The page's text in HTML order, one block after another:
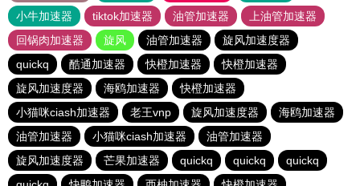
小牛加速器
tiktok加速器 油管加速器
上油管加速器
回锅肉加速器
旋风 油管加速器
旋风加速度器
quickq
酷通加速器 快橙加速器
快橙加速器
旋风加速度器
海鸥加速器
快橙加速器
小猫咪ciash加速器
老王vnp 旋风加速度器
海鸥加速器
油管加速器
小猫咪ciash加速器
油管加速器
旋风加速度器
芒果加速器 quickq quickq
quickq